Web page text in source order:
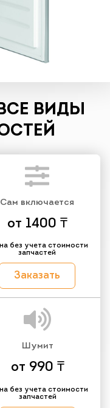
ВИДЫ
Сам включается
от 1400 ₸
без учета стоимости
запчастей
Заказать
Шумит
от 990 ₸
без учета стоимости
запчастей